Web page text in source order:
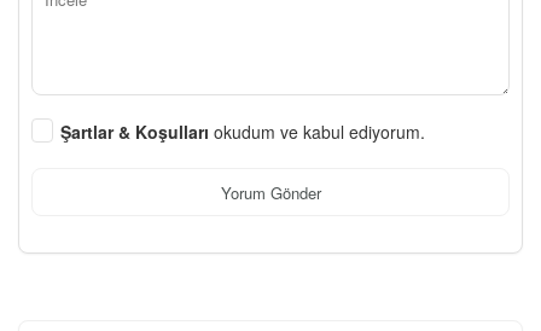
Şartlar & Koşulları okudum ve kabul ediyorum.
Yorum Gönder